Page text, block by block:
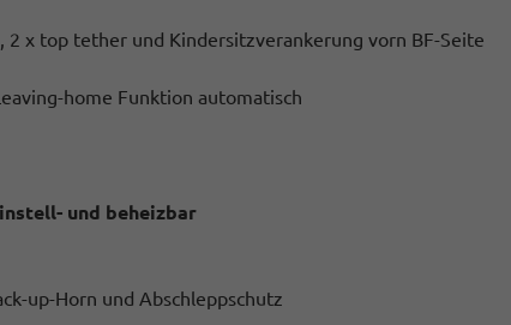
x top tether und Kindersitzverankerung vorn BF-Seite
home Funktion automatisch
und beheizbar
up-Horn und Abschleppschutz